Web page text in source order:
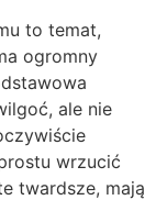
to temat,
ogromny
ale nie
wrzucić
twardsze, mają